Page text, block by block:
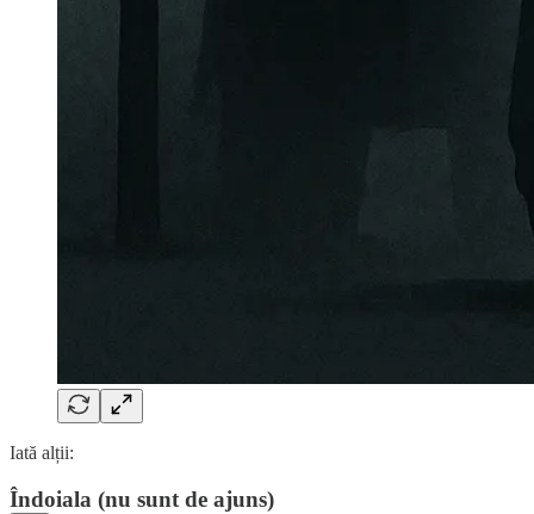
Iată alții:
Îndoiala (nu sunt de ajuns)